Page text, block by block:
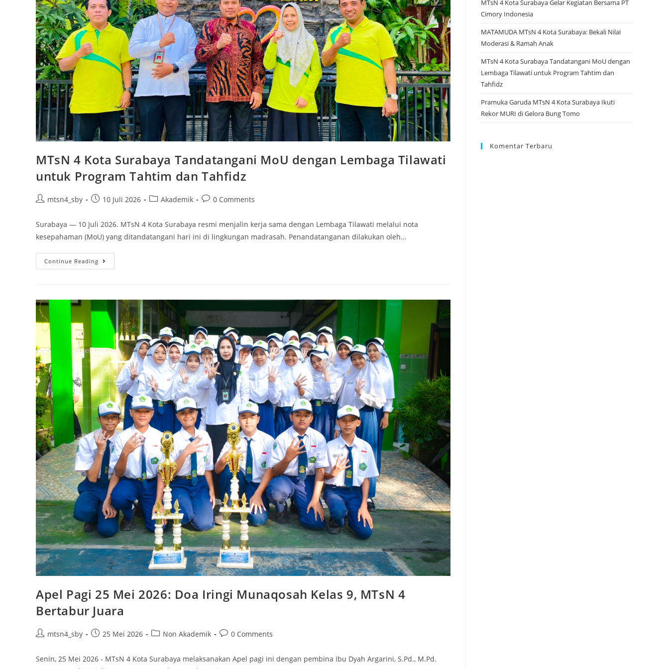
MTsN 4 Kota Surabaya Tandatangani MoU dengan Lembaga Tilawati
untuk Program Tahtim dan Tahfidz
Postmtsn4_sby
Post10 Juli 2026
PostAkademik
Post0 Comments
Surabaya — 10 Juli 2026. MTsN 4 Kota Surabaya resmi menjalin kerja sama dengan Lembaga Tilawati melalui nota
kesepahaman (MoU) yang ditandatangani hari ini di lingkungan madrasah. Penandatanganan dilakukan oleh…
Continue Reading
4
Tandatangani
MoU
dengan
Lembaga
Tilawati
untuk
Program
Tahtim
dan
Tahfidz
Apel Pagi 25 Mei 2026: Doa Iringi Munaqosah Kelas 9, MTsN 4
Bertabur Juara
Postmtsn4_sby
Post25 Mei 2026
PostNon Akademik
Post0 Comments
Senin, 25 Mei 2026 - MTsN 4 Kota Surabaya melaksanakan Apel pagi ini dengan pembina Ibu Dyah Argarini, S.Pd., M.Pd.
MTsN 4 Kota Surabaya Gelar Kegiatan Bersama PT
Cimory Indonesia
MATAMUDA MTsN 4 Kota Surabaya: Bekali Nilai
Moderasi & Ramah Anak
MTsN 4 Kota Surabaya Tandatangani MoU dengan
Lembaga Tilawati untuk Program Tahtim dan
Tahfidz
Pramuka Garuda MTsN 4 Kota Surabaya Ikuti
Rekor MURI di Gelora Bung Tomo
Komentar Terbaru